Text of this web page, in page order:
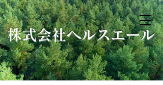
​株式会社ヘルスエール